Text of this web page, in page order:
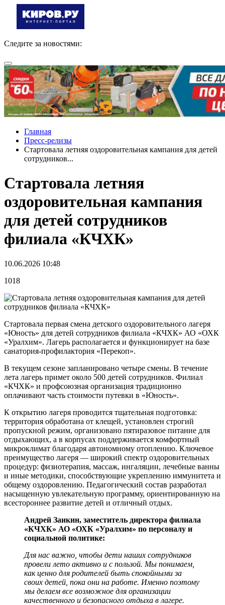
Следите за новостями:
Главная
Пресс-релизы
Стартовала летняя оздоровительная кампания для детей
сотрудников...
Стартовала летняя
оздоровительная кампания
для детей сотрудников
филиала «КЧХК»
10.06.2026 10:48
1018
Стартовала первая смена детского оздоровительного лагеря
«Юность» для детей сотрудников филиала «КЧХК» АО «ОХК
«Уралхим». Лагерь располагается и функционирует на базе
санатория-профилактория «Перекоп».
В текущем сезоне запланировано четыре смены. В течение
лета лагерь примет около 500 детей сотрудников. Филиал
«КЧХК» и профсоюзная организация традиционно
оплачивают часть стоимости путевки в «Юность».
К открытию лагеря проводится тщательная подготовка:
территория обработана от клещей, установлен строгий
пропускной режим, организовано пятиразовое питание для
отдыхающих, а в корпусах поддерживается комфортный
микроклимат благодаря автономному отоплению. Ключевое
преимущество лагеря — широкий спектр оздоровительных
процедур: физиотерапия, массаж, ингаляции, лечебные ванны
и иные методики, способствующие укреплению иммунитета и
общему оздоровлению. Педагогический состав разработал
насыщенную увлекательную программу, ориентированную на
всестороннее развитие детей и отличный отдых.
Андрей Заикин, заместитель директора филиала
«КЧХК» АО «ОХК «Уралхим» по персоналу и
социальной политике:
Для нас важно, чтобы дети наших сотрудников
провели лето активно и с пользой. Мы понимаем,
как ценно для родителей быть спокойными за
своих детей, пока они на работе. Именно поэтому
мы делаем все возможное для организации
качественного и безопасного отдыха в лагере.